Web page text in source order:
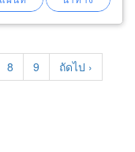
Page
8 Page
9
Next
page
ถัดไป ›